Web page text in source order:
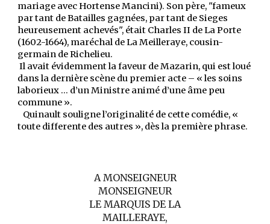
mariage avec Hortense Mancini). Son père, "fameux
par tant de Batailles gagnées, par tant de Sieges
heureusement achevés", était Charles II de La Porte
(1602-1664), maréchal de La Meilleraye, cousin-
germain de Richelieu.
Il avait évidemment la faveur de Mazarin, qui est loué
dans la dernière scène du premier acte – « les soins
laborieux … d’un Ministre animé d’une âme peu
commune ».
Quinault souligne l’originalité de cette comédie, «
toute differente des autres », dès la première phrase.
A MONSEIGNEUR
MONSEIGNEUR
LE MARQUIS DE LA
MAILLERAYE,